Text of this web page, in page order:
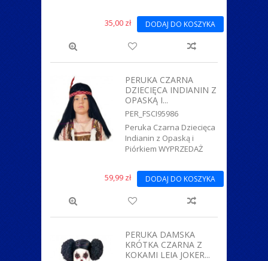
35,00 zł DODAJ DO KOSZYKA
PERUKA CZARNA
DZIECIĘCA INDIANIN Z
OPASKĄ I...
PER_FSCI95986
Peruka Czarna Dziecięca
Indianin z Opaską i
Piórkiem WYPRZEDAŻ
59,99 zł DODAJ DO KOSZYKA
PERUKA DAMSKA
KRÓTKA CZARNA Z
KOKAMI LEIA JOKER...